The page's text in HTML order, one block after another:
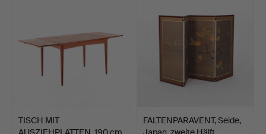
TISCH MIT
FALTENPARAVENT, Seide,